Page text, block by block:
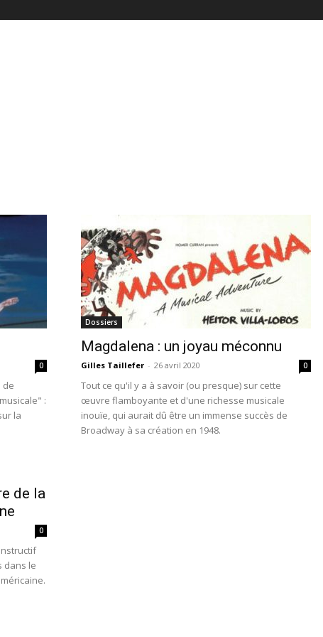
0
de
:
la
Dossiers
Magdalena : un joyau méconnu
Gilles Taillefer - 26 avril 2020 0
Tout ce qu'il y a à savoir (ou presque) sur cette
œuvre flamboyante et d'une richesse musicale
inouïe, qui aurait dû être un immense succès de
Broadway à sa création en 1948.
de la
0
dans le